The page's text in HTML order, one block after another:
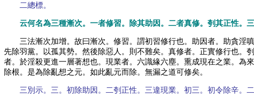
二總標。
云何名為三種漸次。一者修習。除其助因。二者真修。刳其正性。
三法漸次加增。故曰漸次。修習。謂初習修行也。助因者。助貪淫
先除羽黨。以孤其勢。然後除惡人。則不難矣。真修者。正實修行也
者。於淫殺更進一層著想也。現業者。六識緣六塵。熏成現在之業。為
除根。是為除亂想之元。如此亂元而除。無漏之道可修矣。
三別示。三。初除助因。二刳正性。三違現業。初三。初令除辛。